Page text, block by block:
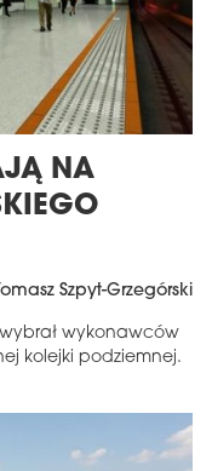
NA
Szpyt-Grzegórski
wybrał wykonawców
kolejki podziemnej.